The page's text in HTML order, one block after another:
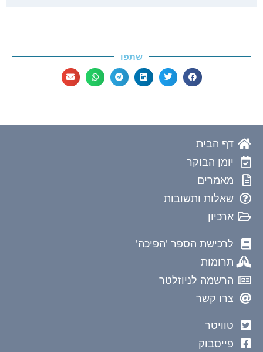
שתפו
דף הבית
יומן הבוקר
מאמרים
שאלות ותשובות
ארכיון
לרכישת הספר 'הפיכה'
תרומות
הרשמה לניוזלטר
צרו קשר
טוויטר
פייסבוק